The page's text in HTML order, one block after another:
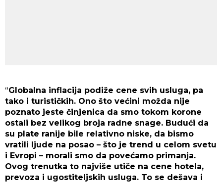
“Globalna inflacija podiže cene svih usluga, pa
tako i turističkih. Ono što većini možda nije
poznato jeste činjenica da smo tokom korone
ostali bez velikog broja radne snage. Budući da
su plate ranije bile relativno niske, da bismo
vratili ljude na posao – što je trend u celom svetu
i Evropi – morali smo da povećamo primanja.
Ovog trenutka to najviše utiče na cene hotela,
prevoza i ugostiteljskih usluga. To se dešava i